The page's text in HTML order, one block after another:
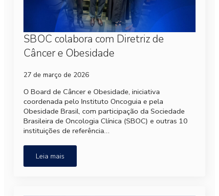
SBOC colabora com Diretriz de
Câncer e Obesidade
27 de março de 2026
O Board de Câncer e Obesidade, iniciativa
coordenada pelo Instituto Oncoguia e pela
Obesidade Brasil, com participação da Sociedade
Brasileira de Oncologia Clínica (SBOC) e outras 10
instituições de referência…
Leia mais